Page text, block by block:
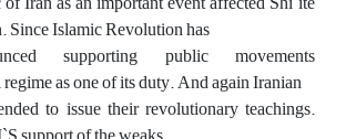
Since Islamic Revolution has
supporting public movements
as one of its duty. And again Iranian
to issue their revolutionary teachings.